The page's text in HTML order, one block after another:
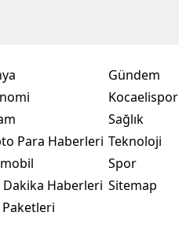
Çanakkale
Denizli
Para Haberleri
Dakika Haberleri
Paketleri
Gündem
Kocaelispor
Sağlık
Teknoloji
Spor
Sitemap